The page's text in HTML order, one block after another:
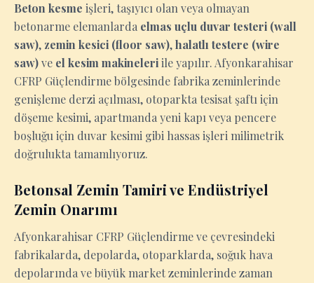
Beton kesme işleri, taşıyıcı olan veya olmayan
betonarme elemanlarda elmas uçlu duvar testeri (wall
saw), zemin kesici (floor saw),halatlı testere (wire
saw)ve el kesim makineleriile yapılır. Afyonkarahisar
CFRP Güçlendirme bölgesinde fabrika zeminlerinde
genişleme derzi açılması, otoparkta tesisat şaftı için
döşeme kesimi, apartmanda yeni kapı veya pencere
boşluğu için duvar kesimi gibi hassas işleri milimetrik
doğrulukta tamamlıyoruz.
Betonsal Zemin Tamiri ve Endüstriyel
Zemin Onarımı
Afyonkarahisar CFRP Güçlendirme ve çevresindeki
fabrikalarda, depolarda, otoparklarda, soğuk hava
depolarında ve büyük market zeminlerinde zaman